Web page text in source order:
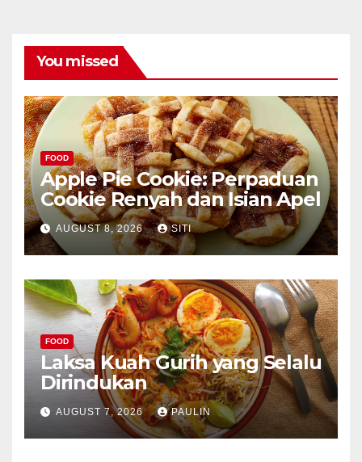
You missed
FOOD
Apple Pie Cookie: Perpaduan
Cookie Renyah dan Isian Apel
AUGUST 8, 2026 SITI
FOOD
Laksa Kuah Gurih yang Selalu
Dirindukan
AUGUST 7, 2026 PAULIN